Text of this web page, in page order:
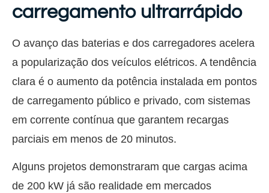
carregamento ultrarrápido
O avanço das baterias e dos carregadores acelera
a popularização dos veículos elétricos. A tendência
clara é o aumento da potência instalada em pontos
de carregamento público e privado, com sistemas
em corrente contínua que garantem recargas
parciais em menos de 20 minutos.
Alguns projetos demonstraram que cargas acima
de 200 kW já são realidade em mercados